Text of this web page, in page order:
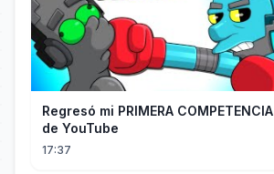
Regresó mi PRIMERA COMPETENCIA
de YouTube
17:37